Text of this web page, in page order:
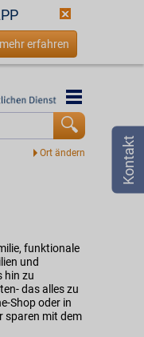
mehr erfahren
funktionale
und
hin zu
das alles zu
Shop oder in
sparen mit dem